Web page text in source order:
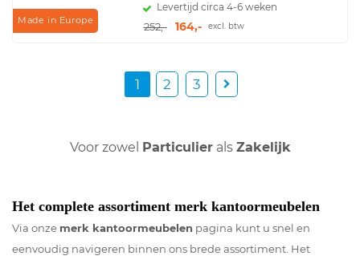
Made in Europe
Levertijd circa 4-6 weken
252,- 164,- excl. btw
1 2 3
Voor zowel Particulierals Zakelijk
Het complete assortiment merk kantoormeubelen
Via onze merk kantoormeubelen pagina kunt u snel en
eenvoudig navigeren binnen ons brede assortiment. Het